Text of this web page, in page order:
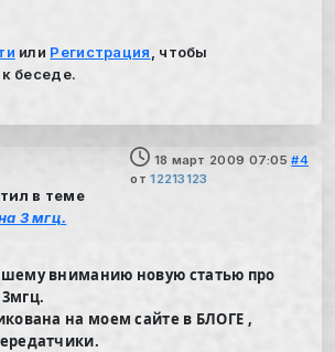
или Регистрация
, чтобы
беседе.
18 март 2009 07:05 #4
от12213123
в теме
3 мгц.
вниманию новую статью про
на моем сайте в БЛОГЕ ,